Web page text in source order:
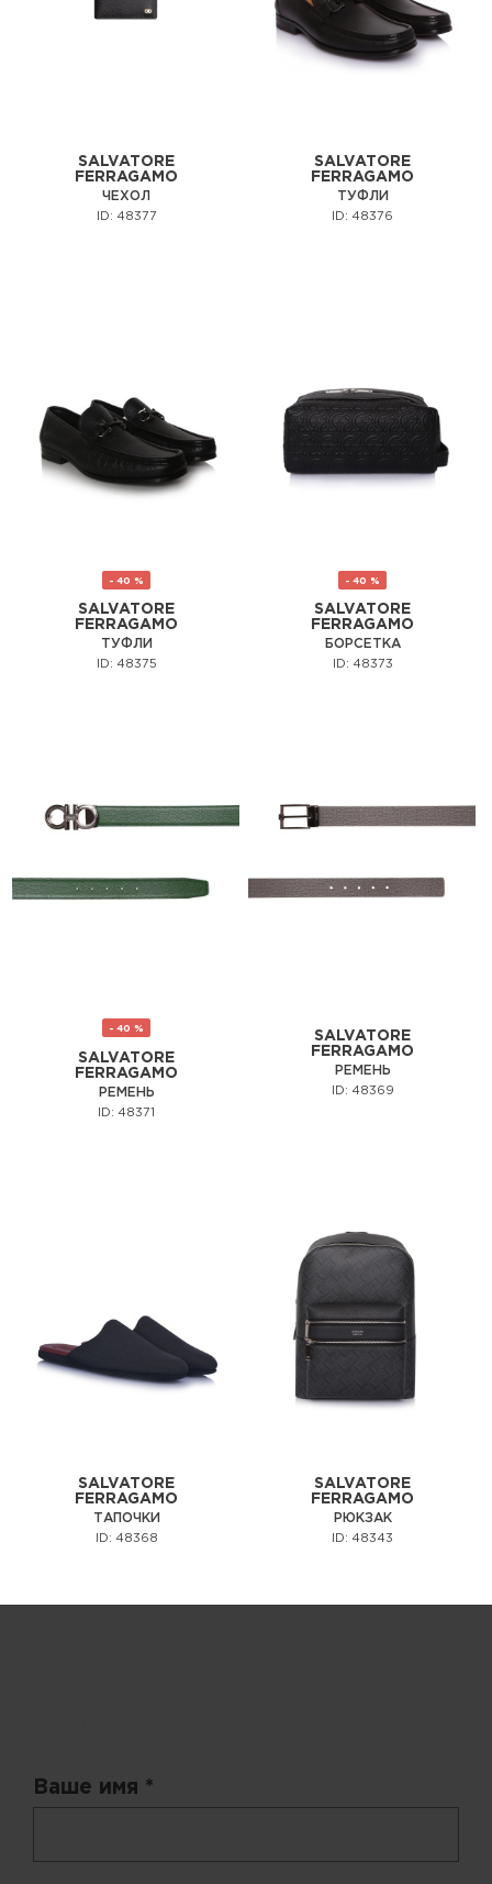
SALVATORE
FERRAGAMO
ЧЕХОЛ
ID: 48377
SALVATORE
FERRAGAMO
ТУФЛИ
ID: 48376
- 40 %
SALVATORE
FERRAGAMO
ТУФЛИ
ID: 48375
- 40 %
SALVATORE
FERRAGAMO
БОРСЕТКА
ID: 48373
- 40 %
SALVATORE
FERRAGAMO
РЕМЕНЬ
ID: 48371
SALVATORE
FERRAGAMO
РЕМЕНЬ
ID: 48369
SALVATORE
FERRAGAMO
ТАПОЧКИ
ID: 48368
SALVATORE
FERRAGAMO
РЮКЗАК
ID: 48343
Ваше имя *